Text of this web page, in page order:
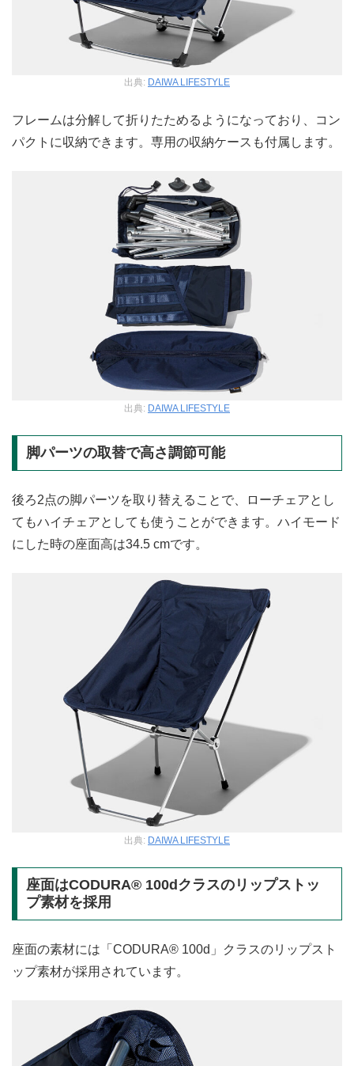
出典: DAIWA LIFESTYLE
フレームは分解して折りたためるようになっており、コン
パクトに収納できます。専用の収納ケースも付属します。
出典: DAIWA LIFESTYLE
脚パーツの取替で高さ調節可能
後ろ2点の脚パーツを取り替えることで、ローチェアとし
てもハイチェアとしても使うことができます。ハイモード
にした時の座面高は34.5 cmです。
出典: DAIWA LIFESTYLE
座面はCODURA® 100dクラスのリップストッ
プ素材を採用
座面の素材には「CODURA® 100d」クラスのリップスト
ップ素材が採用されています。